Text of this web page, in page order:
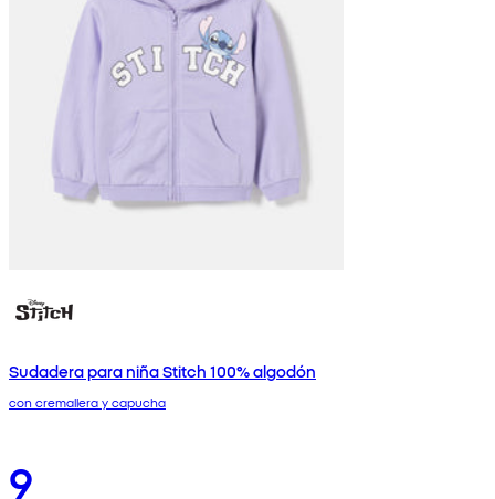
Sudadera para niña Stitch 100% algodón
con cremallera y capucha
9